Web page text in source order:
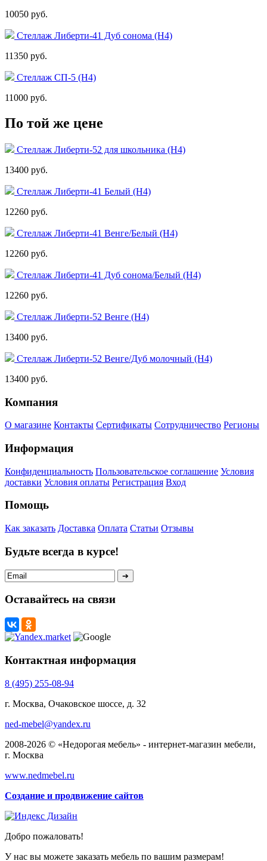
10050 руб.
Стеллаж Либерти-41 Дуб сонома (Н4)
11350 руб.
Стеллаж СП-5 (Н4)
11000 руб.
По той же цене
Стеллаж Либерти-52 для школьника (Н4)
13400 руб.
Стеллаж Либерти-41 Белый (Н4)
12260 руб.
Стеллаж Либерти-41 Венге/Белый (Н4)
12260 руб.
Стеллаж Либерти-41 Дуб сонома/Белый (Н4)
12260 руб.
Стеллаж Либерти-52 Венге (Н4)
13400 руб.
Стеллаж Либерти-52 Венге/Дуб молочный (Н4)
13400 руб.
Компания
О магазине Контакты Сертификаты Сотрудничество Регионы
Информация
Конфиденциальность Пользовательское соглашение Условия
доставки Условия оплаты Регистрация Вход
Помощь
Как заказать Доставка Оплата Статьи Отзывы
Будьте всегда в курсе!
Оставайтесь на связи
Контактная информация
8 (495) 255-08-94
г. Москва, Очаковское шоссе, д. 32
ned-mebel@yandex.ru
2008-2026 © «Недорогая мебель» - интернет-магазин мебели,
г. Москва
www.nedmebel.ru
Создание и продвижение сайтов
Добро пожаловать!
У нас вы можете заказать мебель по вашим размерам!